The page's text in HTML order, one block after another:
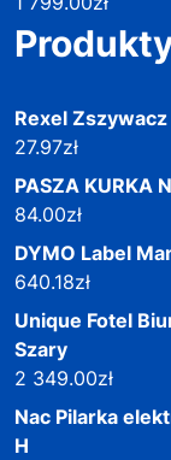
Rexel
27.97zł
PASZA KURKA
84.00zł
DYMO Label
640.18zł
Unique Fotel
Szary
2 349.00zł
Nac Pilarka
H